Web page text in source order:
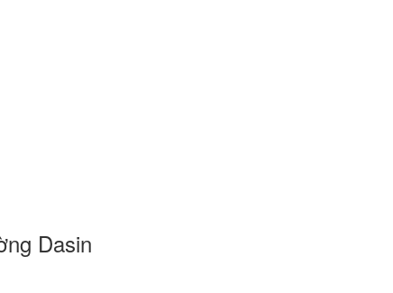
Dasin